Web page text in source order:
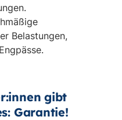
Belastungen,
gibt
Garantie!